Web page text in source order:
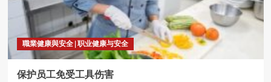
職業健康與安全 | 职业健康与安全
保护员工免受工具伤害